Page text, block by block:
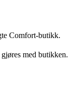
Comfort-butikk.
med butikken.